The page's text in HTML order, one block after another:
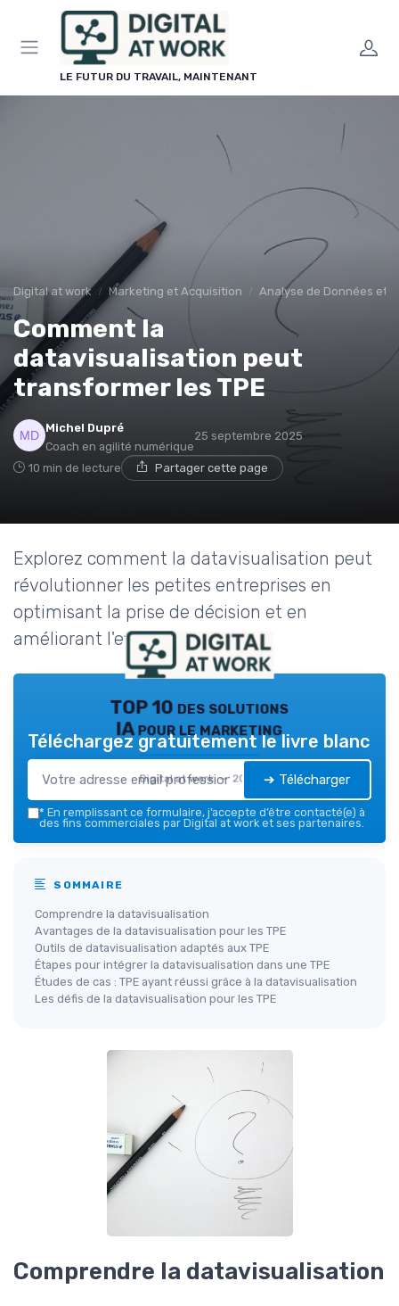
LE FUTUR DU TRAVAIL, MAINTENANT
Digital at work Marketing et Acquisition Analyse de Données et
Comment la
datavisualisation peut
transformer les TPE
Michel Dupré
Coach en agilité numérique
25 septembre 2025
10 min de lecture Partager cette page
Explorez comment la datavisualisation peut
révolutionner les petites entreprises en
optimisant la prise de décision et en
améliorant l'efficacité.
TOP 10 des solutions
IA pour le marketing
Digital at work — 2026
Téléchargez gratuitement le livre blanc
➔ Télécharger
* En remplissant ce formulaire, j’accepte d’être contacté(e) à
des fins commerciales par Digital at work et ses partenaires.
SOMMAIRE
Comprendre la datavisualisation
Avantages de la datavisualisation pour les TPE
Outils de datavisualisation adaptés aux TPE
Étapes pour intégrer la datavisualisation dans une TPE
Études de cas : TPE ayant réussi grâce à la datavisualisation
Les défis de la datavisualisation pour les TPE
Comprendre la datavisualisation
Panneau de gestion des cookies